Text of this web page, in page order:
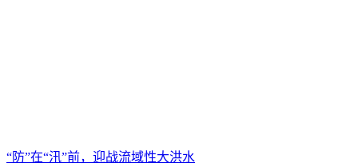
“防”在“汛”前，迎战流域性大洪水